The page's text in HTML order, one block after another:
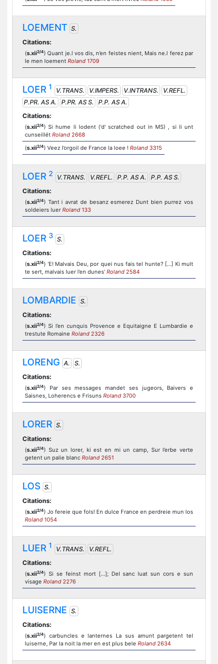
LOEMENT S.
Citations:
(s.xii2/4) Quant je.l vos dis, n’en feistes nient, Mais ne.l ferez par
le men loement Roland 1709
LOER 1 V.TRANS. V.IMPERS. V.INTRANS.
V.REFL.
P.PR. AS A.
P.PR. AS S.
P.P. AS A.
Citations:
(s.xii2/4) Si hume li lodent ('d' scratched out in MS) , si li unt
cunseillét Roland 2668
(s.xii2/4) Veez l’orgoil de France la loee ! Roland 3315
LOER 2 V.TRANS. V.REFL. P.P. AS A.
P.P. AS S.
Citations:
(s.xii2/4) Tant i avrat de besanz esmerez Dunt bien purrez vos
soldeiers luer Roland 133
LOER 3 S.
Citations:
(s.xii2/4) ‘E! Malvais Deu, por quei nus fais tel hunte? […] Ki mult
te sert, malvais luer l’en dunes’ Roland 2584
LOMBARDIE S.
Citations:
(s.xii2/4) Si l’en cunquis Provence e Equitaigne E Lumbardie e
trestute Romaine Roland 2326
LORENG A.
S.
Citations:
(s.xii2/4) Par ses messages mandet ses jugeors, Baivers e
Saisnes, Loherencs e Frisuns Roland 3700
LORER S.
Citations:
(s.xii2/4) Suz un lorer, ki est en mi un camp, Sur l’erbe verte
getent un palie blanc Roland 2651
LOS S.
Citations:
(s.xii2/4) Jo fereie que fols! En dulce France en perdreie mun los
Roland 1054
LUER 1 V.TRANS.
V.REFL.
Citations:
(s.xii2/4) Si se feinst mort [...]; Del sanc luat sun cors e sun
visage Roland 2276
LUISERNE S.
Citations:
(s.xii2/4) carbuncles e lanternes La sus amunt pargetent tel
luiserne, Par la noit la mer en est plus bele Roland 2634